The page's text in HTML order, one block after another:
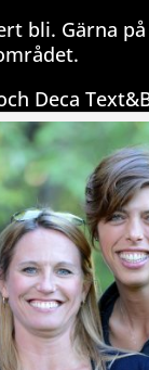
bli. Gärna
Deca